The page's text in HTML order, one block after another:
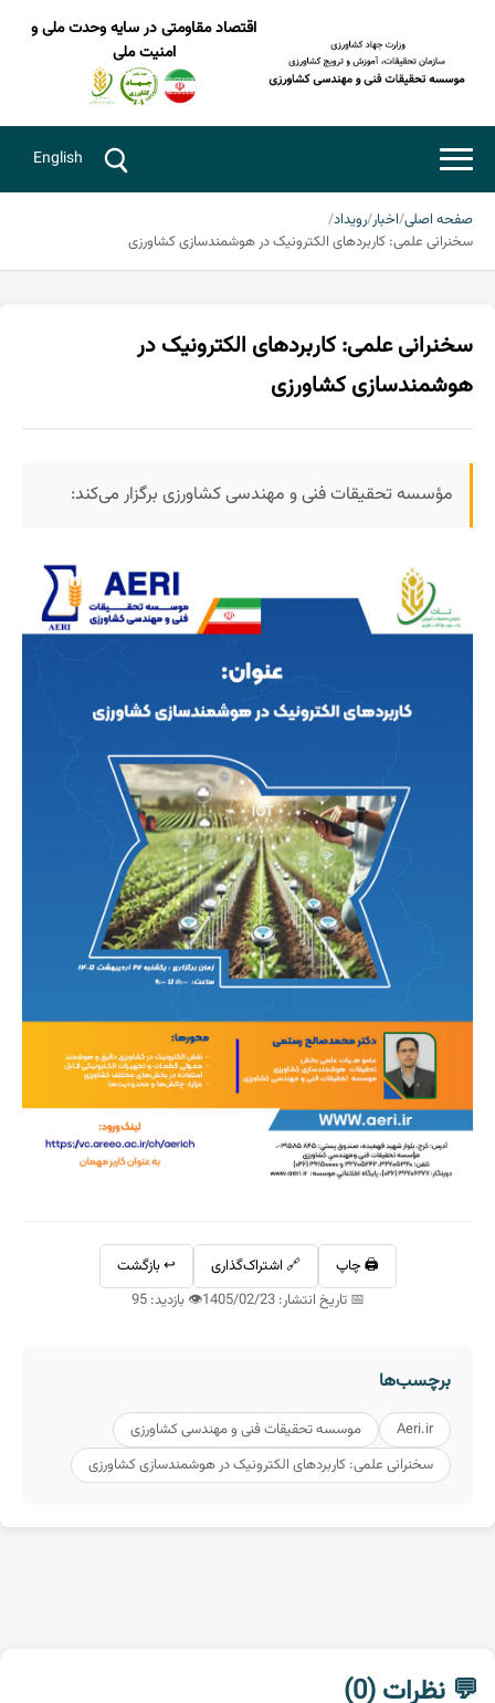
اقتصاد مقاومتی در سایه وحدت ملی و
امنیت ملی
English
صفحه اصلی اخبار رویداد
سخنرانی علمی: کاربردهای الکترونیک در هوشمندسازی کشاورزی
سخنرانی علمی: کاربردهای الکترونیک در
هوشمندسازی کشاورزی
مؤسسه تحقیقات فنی و مهندسی کشاورزی برگزار می‌کند:
🖨️ چاپ 🔗 اشتراک‌گذاری
↩️ بازگشت
📅 تاریخ انتشار: 1405/02/23
👁️ بازدید: 95
برچسب‌ها
Aeri.ir
موسسه تحقیقات فنی و مهندسی کشاورزی
سخنرانی علمی: کاربردهای الکترونیک در هوشمندسازی کشاورزی
💬 نظرات (0)